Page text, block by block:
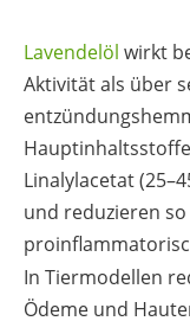
Lavendelöl wirkt
Aktivität als über
Linalylacetat
und reduzieren
In Tiermodellen
Ödeme und